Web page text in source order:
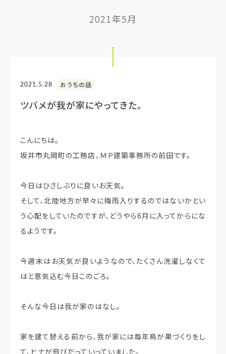
2021年5月
2021.5.28 おうちの話
ツバメが我が家にやってきた。
こんにちは。
坂井市丸岡町の工務店、ＭＰ建築事務所の前田です。
今日はひさしぶりに良いお天気。
そして、北陸地方が早々に梅雨入りするのではないかとい
う心配をしていたのですが、どうやら6月に入ってからにな
るようです。
今週末はお天気が良いようなので、たくさん洗濯しなくて
はと意気込む今日このごろ。
そんな今日は我が家のはなし。
家を建て替える前から、我が家には毎年鳥が巣づくりをし
て、ヒナが飛びだっていっていました。